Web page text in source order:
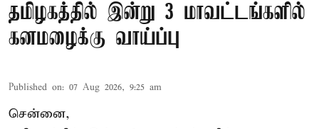
தமிழகத்தில் இன்று 3 மாவட்டங்களில்
கனமழைக்கு வாய்ப்பு
Published on: 07 Aug 2026, 9:25 am
சென்னை,